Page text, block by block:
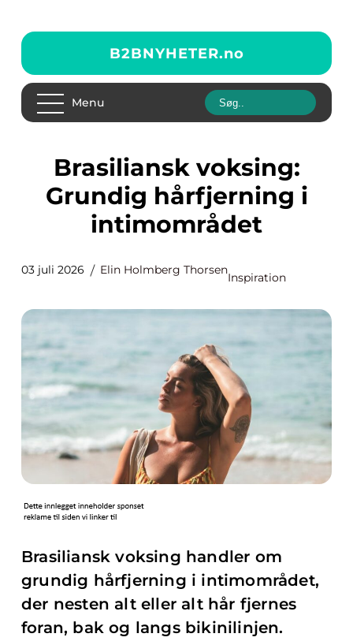
B2BNYHETER.no
Menu
Brasiliansk voksing:
Grundig hårfjerning i
intimområdet
03 juli 2026 Elin Holmberg Thorsen
Inspiration
Brasiliansk voksing handler om
grundig hårfjerning i intimområdet,
der nesten alt eller alt hår fjernes
foran, bak og langs bikinilinjen.